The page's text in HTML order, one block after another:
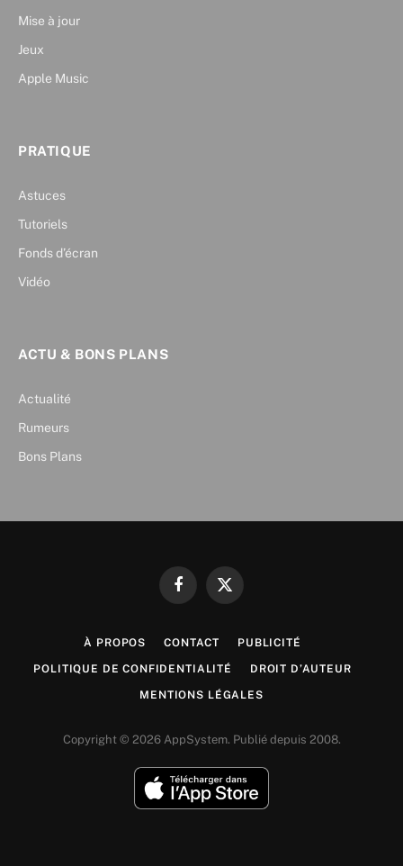
Mise à jour
Jeux
Apple Music
PRATIQUE
Astuces
Tutoriels
Fonds d’écran
Vidéo
ACTU & BONS PLANS
Actualité
Rumeurs
Bons Plans
FacebookX
À PROPOS CONTACT PUBLICITÉ
POLITIQUE DE CONFIDENTIALITÉ DROIT D’AUTEUR
MENTIONS LÉGALES
Copyright © 2026 AppSystem. Publié depuis 2008.